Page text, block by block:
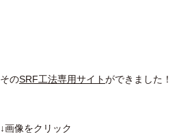
そのSRF工法専用サイトができました！
↓画像をクリック